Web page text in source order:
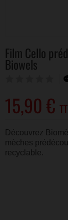
Film Cello
Biowels
15,90 €
Découvrez
mèches
recyclable.